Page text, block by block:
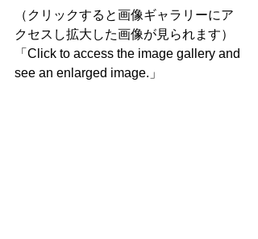
（クリックすると画像ギャラリーにア
クセスし拡大した画像が見られます）
「Click to access the image gallery and
see an enlarged image.」